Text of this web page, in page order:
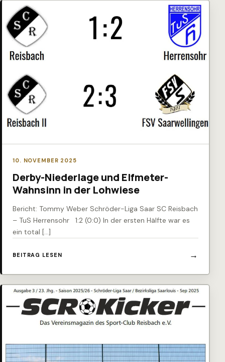
10. NOVEMBER 2025
Derby-Niederlage und Elfmeter-
Wahnsinn in der Lohwiese
Bericht: Tommy Weber Schröder-Liga Saar SC Reisbach
– TuS Herrensohr 1:2 (0:0) In der ersten Hälfte war es
ein total […]
BEITRAG LESEN